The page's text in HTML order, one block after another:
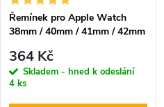
Řemínek pro Apple Watch
38mm / 40mm / 41mm / 42mm
Starlight
364 Kč
Skladem - hned k odeslání
4 ks